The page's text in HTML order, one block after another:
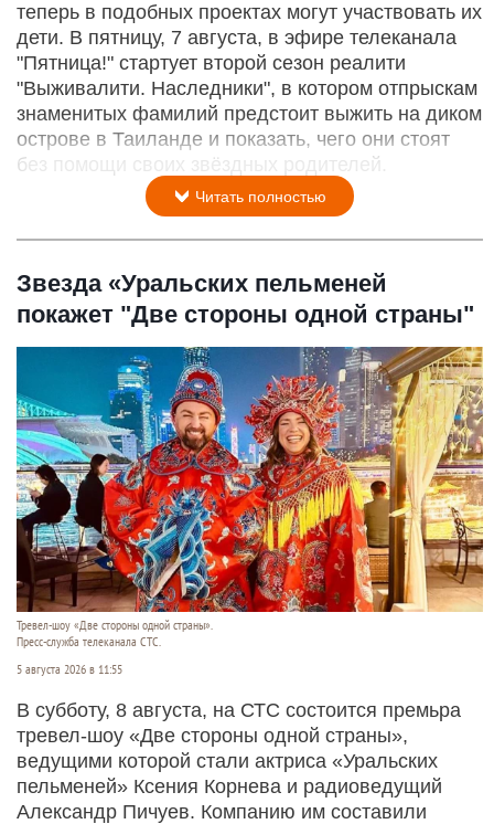
теперь в подобных проектах могут участвовать их
дети. В пятницу, 7 августа, в эфире телеканала
"Пятница!" стартует второй сезон реалити
"Выживалити. Наследники", в котором отпрыскам
знаменитых фамилий предстоит выжить на диком
острове в Таиланде и показать, чего они стоят
без помощи своих звёздных родителей.
Читать полностью
Звезда «Уральских пельменей
покажет "Две стороны одной страны"
Тревел-шоу «Две стороны одной страны».
Пресс-служба телеканала СТС.
5 августа 2026 в 11:55
В субботу, 8 августа, на СТС состоится премьра
тревел-шоу «Две стороны одной страны»,
ведущими которой стали актриса «Уральских
пельменей» Ксения Корнева и радиоведущий
Александр Пичуев. Компанию им составили